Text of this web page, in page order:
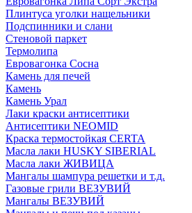
Плинтуса уголки нащельники
Подспинники и слани
Стеновой паркет
Термолипа
Евровагонка Сосна
Камень для печей
Камень
Камень Урал
Лаки краски антисептики
Антисептики NEOMID
Краска термостойкая CERTA
Масла лаки HUSKY SIBERIAL
Масла лаки ЖИВИЦА
Мангалы шампура решетки и т.д.
Газовые грили ВЕЗУВИЙ
Мангалы ВЕЗУВИЙ